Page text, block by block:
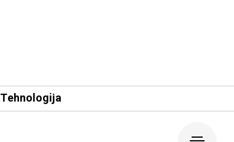
Tehnologija